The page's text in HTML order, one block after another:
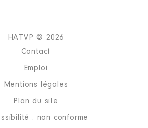
HATVP © 2026
Contact
Emploi
Mentions légales
Plan du site
: non conforme